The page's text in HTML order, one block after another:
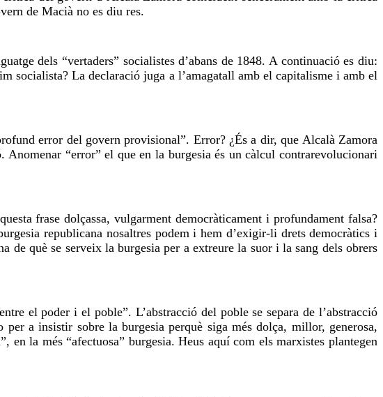
de Macià no es diu res.
dels “vertaders” socialistes d’abans de 1848. A continuació es diu:
socialista? La declaració juga a l’amagatall amb el capitalisme i amb el
error del govern provisional”. Error? ¿És a dir, que Alcalà Zamora
Anomenar “error” el que en la burgesia és un càlcul contrarevolucionari
frase dolçassa, vulgarment democràticament i profundament falsa?
republicana nosaltres podem i hem d’exigir-li drets democràtics i
de què se serveix la burgesia per a extreure la suor i la sang dels obrers
el poder i el poble”. L’abstracció del poble se separa de l’abstracció
a insistir sobre la burgesia perquè siga més dolça, millor, generosa,
en la més “afectuosa” burgesia. Heus aquí com els marxistes plantegen